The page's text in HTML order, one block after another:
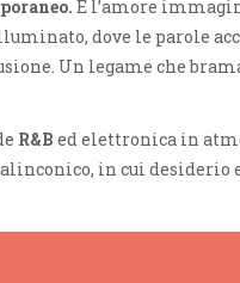
È l’amore
dove le parole
Un legame che
R&B ed elettronica in
in cui desiderio